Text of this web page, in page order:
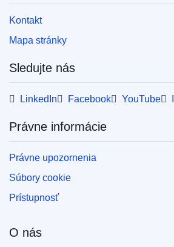
Kontakt
Mapa stránky
Sledujte nás
LinkedIn Facebook YouTube
Právne informácie
Právne upozornenia
Súbory cookie
Prístupnosť
O nás